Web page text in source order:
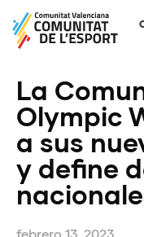
La
Olympic
a sus
y define
febrero 13, 2023